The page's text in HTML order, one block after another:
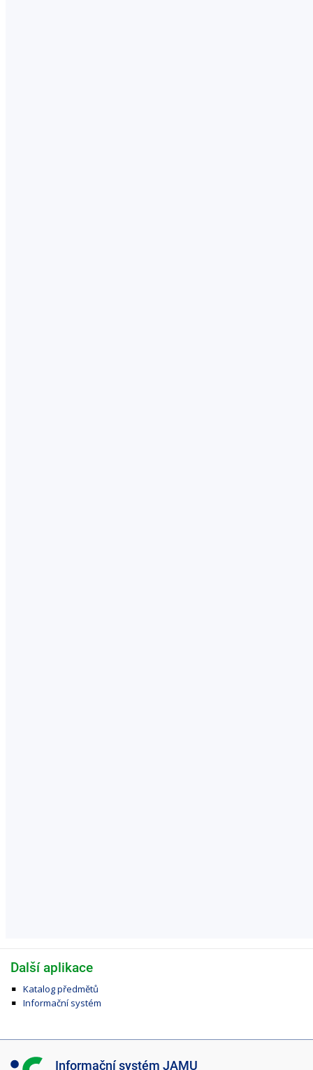
Další aplikace
Katalog předmětů
Informační systém
I Informační systém JAMU